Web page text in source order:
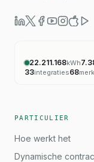
22.211.168kWh
33integraties68
PARTICULIER
Hoe werkt het
Dynamische